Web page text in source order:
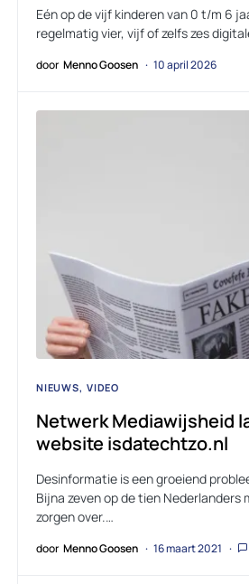
Eén op de vijf kinderen van 0 t/m 6
regelmatig vier, vijf of zelfs zes
door Menno Goosen 10 april 2026
NIEUWS VIDEO
Netwerk Mediawijsheid
website isdatechtzo.nl
Desinformatie is een groeiend
Bijna zeven op de tien Nederlanders
zorgen over.…
door Menno Goosen 16 maart 2021